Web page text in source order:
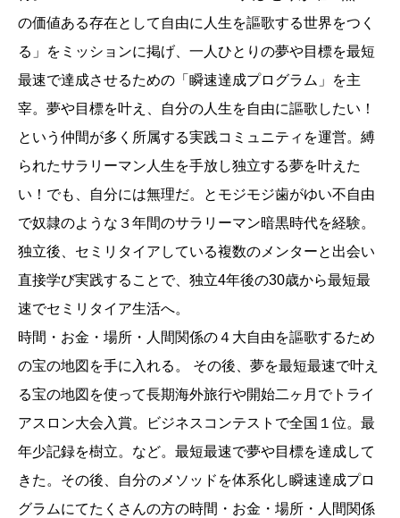
の価値ある存在として自由に人生を謳歌する世界をつく
る」をミッションに掲げ、一人ひとりの夢や目標を最短
最速で達成させるための「瞬速達成プログラム」を主
宰。夢や目標を叶え、自分の人生を自由に謳歌したい！
という仲間が多く所属する実践コミュニティを運営。縛
られたサラリーマン人生を手放し独立する夢を叶えた
い！でも、自分には無理だ。とモジモジ歯がゆい不自由
で奴隷のような３年間のサラリーマン暗黒時代を経験。
独立後、セミリタイアしている複数のメンターと出会い
直接学び実践することで、独立4年後の30歳から最短最
速でセミリタイア生活へ。
時間・お金・場所・人間関係の４大自由を謳歌するため
の宝の地図を手に入れる。 その後、夢を最短最速で叶え
る宝の地図を使って長期海外旅行や開始二ヶ月でトライ
アスロン大会入賞。ビジネスコンテストで全国１位。最
年少記録を樹立。など。最短最速で夢や目標を達成して
きた。その後、自分のメソッドを体系化し瞬速達成プロ
グラムにてたくさんの方の時間・お金・場所・人間関係